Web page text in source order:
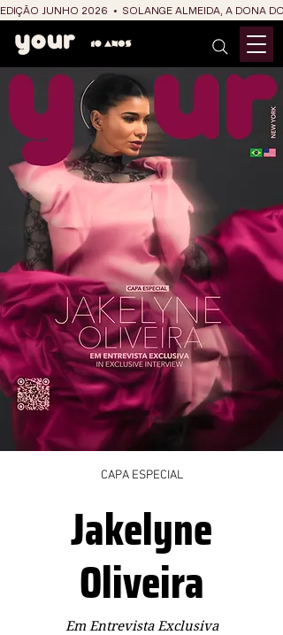
EDIÇÃO JUNHO 2026  •  SOLANGE ALMEIDA, A DONA
CAPA ESPECIAL
Jakelyne
Oliveira
Em Entrevista Exclusiva